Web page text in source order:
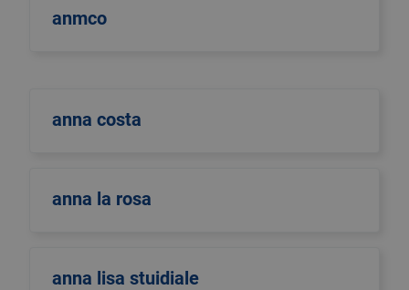
anmco
anna costa
anna la rosa
anna lisa stuidiale